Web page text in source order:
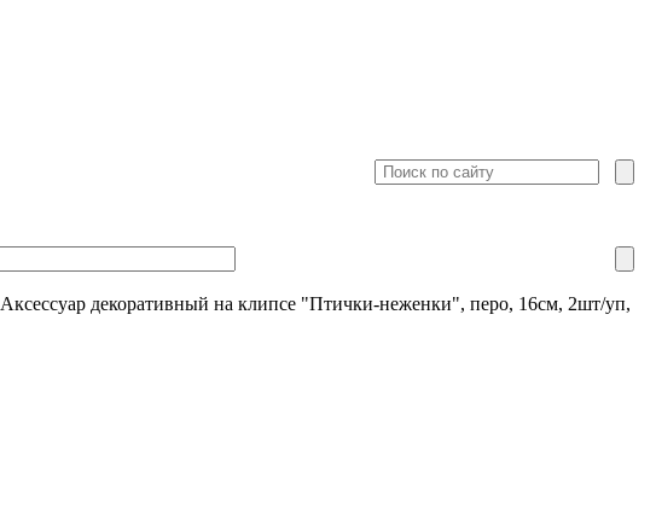
Аксессуар декоративный на клипсе "Птички-неженки", перо, 16см, 2шт/уп,